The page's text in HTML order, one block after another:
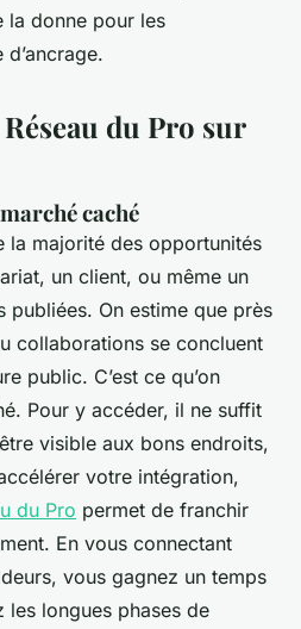
la donne pour les
du Pro sur
caché
la majorité des opportunités
un client, ou même un
publiées. On estime que près
collaborations se concluent
public. C’est ce qu’on
Pour y accéder, il ne suffit
visible aux bons endroits,
votre intégration,
du Pro permet de franchir
En vous connectant
vous gagnez un temps
les longues phases de